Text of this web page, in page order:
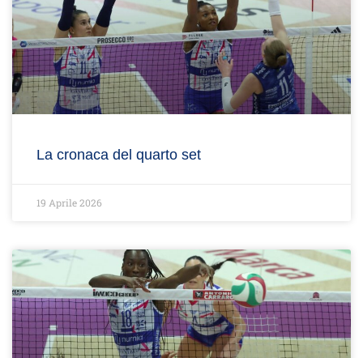
La cronaca del quarto set
19 Aprile 2026